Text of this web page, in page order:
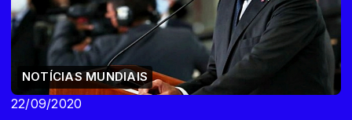
NOTÍCIAS MUNDIAIS
22/09/2020